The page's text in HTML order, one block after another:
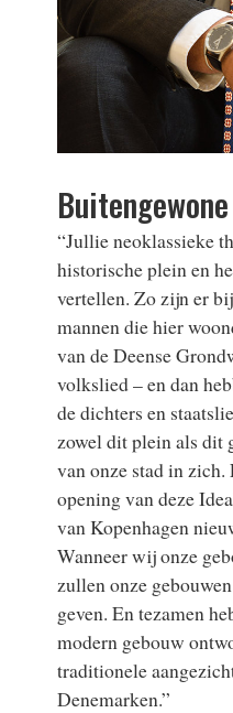
“Jullie neoklassieke
historische plein en
vertellen. Zo zijn er
mannen die hier
van de Deense
volkslied – en dan
de dichters en
zowel dit plein als dit
van onze stad in zich.
opening van deze
van Kopenhagen
Wanneer wij onze
zullen onze
geven. En tezamen
modern gebouw
traditionele
Denemarken.”